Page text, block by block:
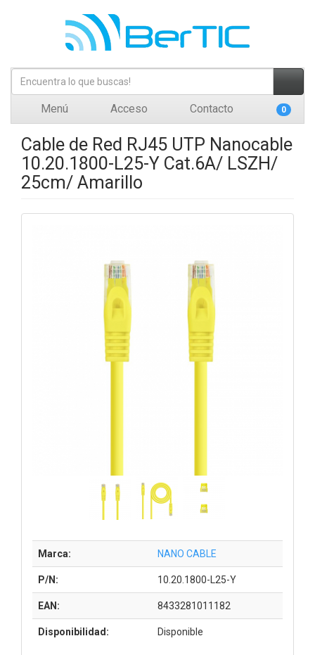
Menú Acceso Contacto 0
Cable de Red RJ45 UTP Nanocable
10.20.1800-L25-Y Cat.6A/ LSZH/
25cm/ Amarillo
Marca: NANO CABLE
P/N: 10.20.1800-L25-Y
EAN: 8433281011182
Disponibilidad: Disponible